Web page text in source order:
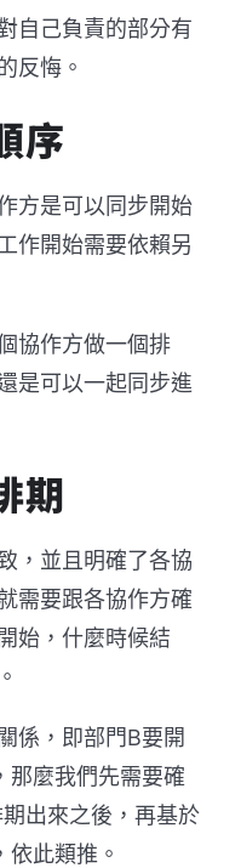
自己負責的部分有
反悔。
序
方是可以同步開始
作開始需要依賴另
協作方做一個排
是可以一起同步進
期
，並且明確了各協
需要跟各協作方確
始，什麼時候結
係，即部門B要開
那麼我們先需要確
出來之後，再基於
此類推。